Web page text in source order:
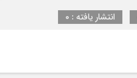
انتشار یافته : 0